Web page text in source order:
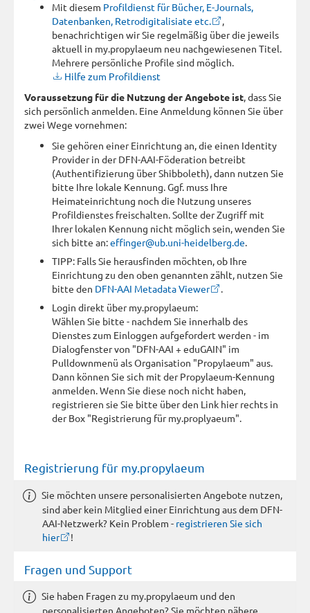
Mit diesem Profildienst für Bücher, E-Journals,
Datenbanken, Retrodigitalisiate etc.
,
benachrichtigen wir Sie regelmäßig über die jeweils
aktuell in my.propylaeum neu nachgewiesenen Titel.
Mehrere persönliche Profile sind möglich.
Hilfe zum Profildienst
Voraussetzung für die Nutzung der Angebote ist, dass Sie
sich persönlich anmelden. Eine Anmeldung können Sie über
zwei Wege vornehmen:
Sie gehören einer Einrichtung an, die einen Identity
Provider in der DFN-AAI-Föderation betreibt
(Authentifizierung über Shibboleth), dann nutzen Sie
bitte Ihre lokale Kennung. Ggf. muss Ihre
Heimateinrichtung noch die Nutzung unseres
Profildienstes freischalten. Sollte der Zugriff mit
Ihrer lokalen Kennung nicht möglich sein, wenden Sie
sich bitte an:effinger@ub.uni-heidelberg.de.
TIPP: Falls Sie herausfinden möchten, ob Ihre
Einrichtung zu den oben genannten zählt, nutzen Sie
bitte den DFN-AAI Metadata Viewer
.
Login direkt über my.propylaeum:
Wählen Sie bitte - nachdem Sie innerhalb des
Dienstes zum Einloggen aufgefordert werden - im
Dialogfenster von "DFN-AAI + eduGAIN" im
Pulldownmenü als Organisation "Propylaeum" aus.
Dann können Sie sich mit der Propylaeum-Kennung
anmelden. Wenn Sie diese noch nicht haben,
registrieren sie Sie bitte über den Link hier rechts in
der Box "Registrierung für my.proplyaeum".
Registrierung für my.propylaeum
Sie möchten unsere personalisierten Angebote nutzen,
sind aber kein Mitglied einer Einrichtung aus dem DFN-
AAI-Netzwerk? Kein Problem - registrieren Sie sich
hier
!
Fragen und Support
Sie haben Fragen zu my.propylaeum und den